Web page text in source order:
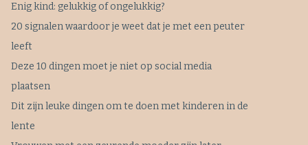
Enig kind: gelukkig of ongelukkig?
20 signalen waardoor je weet dat je met een peuter
leeft
Deze 10 dingen moet je niet op social media
plaatsen
Dit zijn leuke dingen om te doen met kinderen in de
lente